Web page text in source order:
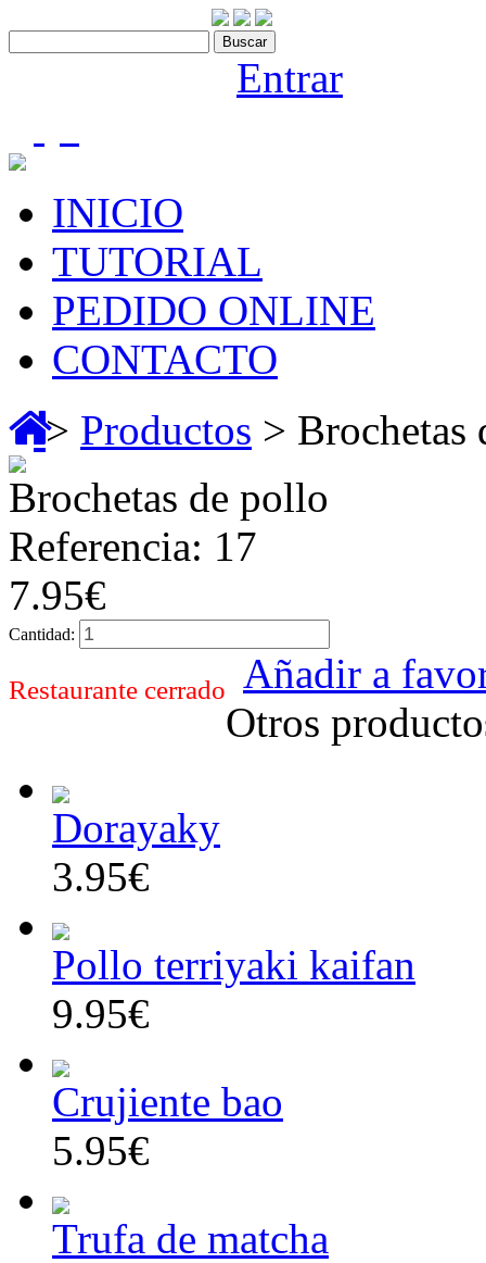
Entrar
INICIO
TUTORIAL
PEDIDO ONLINE
CONTACTO
> Productos > Brochetas
Brochetas de pollo
Referencia: 17
7.95€
Cantidad:
Restaurante cerrado
Añadir a
Otros
Dorayaky
3.95€
Pollo terriyaki kaifan
9.95€
Crujiente bao
5.95€
Trufa de matcha